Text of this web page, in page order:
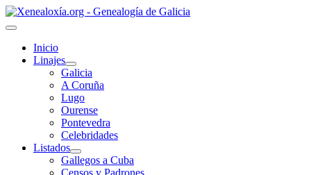
Inicio
Linajes
Galicia
A Coruña
Lugo
Ourense
Pontevedra
Celebridades
Listados
Gallegos a Cuba
Censos y Padrones